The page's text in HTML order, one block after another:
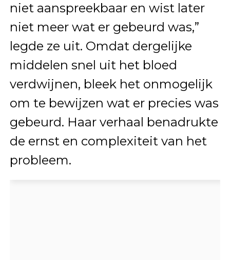
niet aanspreekbaar en wist later
niet meer wat er gebeurd was,”
legde ze uit. Omdat dergelijke
middelen snel uit het bloed
verdwijnen, bleek het onmogelijk
om te bewijzen wat er precies was
gebeurd. Haar verhaal benadrukte
de ernst en complexiteit van het
probleem.